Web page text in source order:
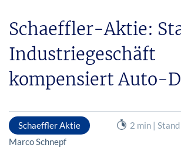
Schaeffler-Aktie:
Industriegeschäft
kompensiert Auto-
Schaeffler Aktie
2 min |
Marco Schnepf